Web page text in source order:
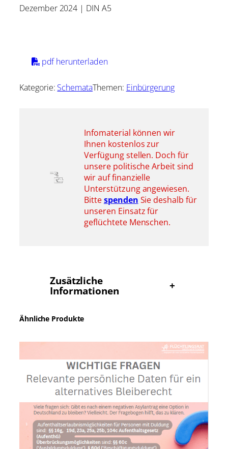
Dezember 2024 | DIN A5
pdf herunterladen
Kategorie: SchemataThemen: Einbürgerung
Infomaterial können wir
Ihnen kostenlos zur
Verfügung stellen. Doch für
unsere politische Arbeit sind
wir auf finanzielle
Unterstützung angewiesen.
Bittespenden Sie deshalb für
unseren Einsatz für
geflüchtete Menschen.
Zusätzliche
Informationen
+
Ähnliche Produkte